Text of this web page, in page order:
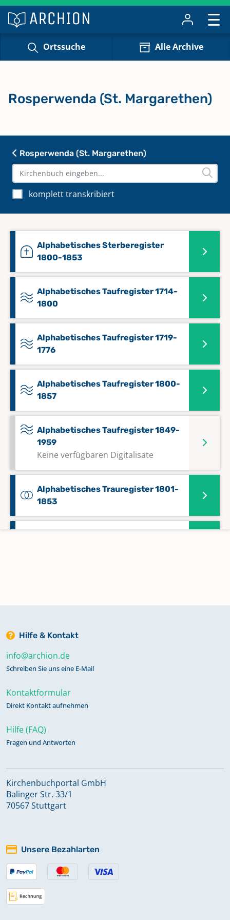
Ortssuche Alle Archive
Rosperwenda (St. Margarethen)
komplett transkribiert
Alphabetisches Sterberegister
1800-1853
Alphabetisches Taufregister 1714-
1800
Alphabetisches Taufregister 1719-
1776
Alphabetisches Taufregister 1800-
1857
Alphabetisches Taufregister 1849-
1959
Keine verfügbaren Digitalisate
Alphabetisches Trauregister 1801-
1853
Kommunikanten 1849-1884
Kommunikanten 1885-1918
Kommunikanten 1931-1952, 1954
Taufen 1762-1799, Beerdigungen
1770-1799
1800-1849
Taufen, Trauungen, Beerdigungen
1849-1900
Rosperwenda (St. Margarethen)
Hilfe & Kontakt
info@archion.de
Schreiben Sie uns eine E-Mail
Kontaktformular
Direkt Kontakt aufnehmen
Hilfe (FAQ)
Fragen und Antworten
Kirchenbuchportal GmbH
Balinger Str. 33/1
70567 Stuttgart
Unsere Bezahlarten